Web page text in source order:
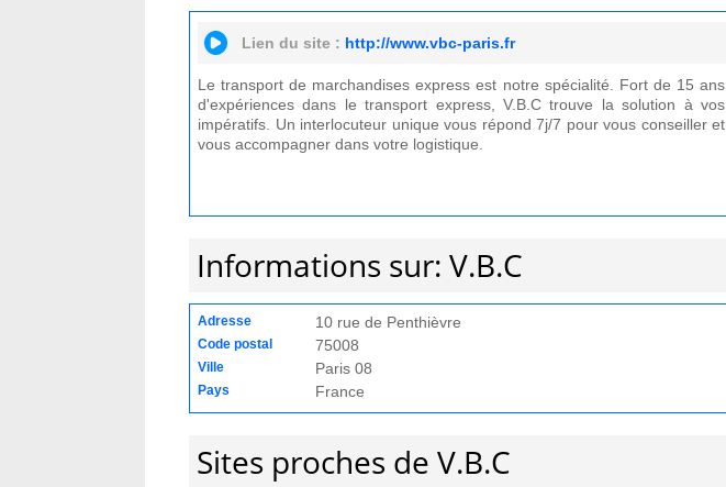
Lien du site : http://www.vbc-paris.fr
Le transport de marchandises express est notre spécialité. Fort de 15 ans
d'expériences dans le transport express, V.B.C trouve la solution à vos
impératifs. Un interlocuteur unique vous répond 7j/7 pour vous conseiller et
vous accompagner dans votre logistique.
Informations sur: V.B.C
Adresse 10 rue de Penthièvre
Code postal 75008
Ville Paris 08
Pays France
Sites proches de V.B.C